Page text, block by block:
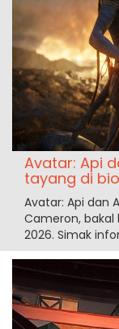
Avatar: Api
tayang di
Avatar: Api dan
Cameron, bakal
2026. Simak